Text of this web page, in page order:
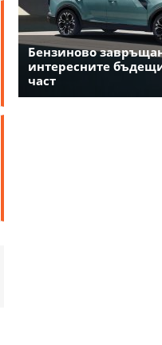
Бензиново
интересните
част